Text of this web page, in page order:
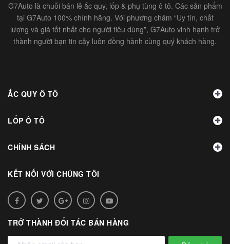
G7Auto là chuỗi bán lẻ ắc quy, lốp & phụ tùng ô tô. Các sản phẩm
tại G7Auto 100% chính hãng. Với phương châm “Uy tín, chất
lượng và giá tốt nhất cho người tiêu dùng”, G7Auto vinh hạnh trở
thành người bạn tin cậy luôn đồng hành cùng quý khách hàng.
ẮC QUY Ô TÔ
LỐP Ô TÔ
CHÍNH SÁCH
KẾT NỐI VỚI CHÚNG TÔI
TRỞ THÀNH ĐỐI TÁC BÁN HÀNG